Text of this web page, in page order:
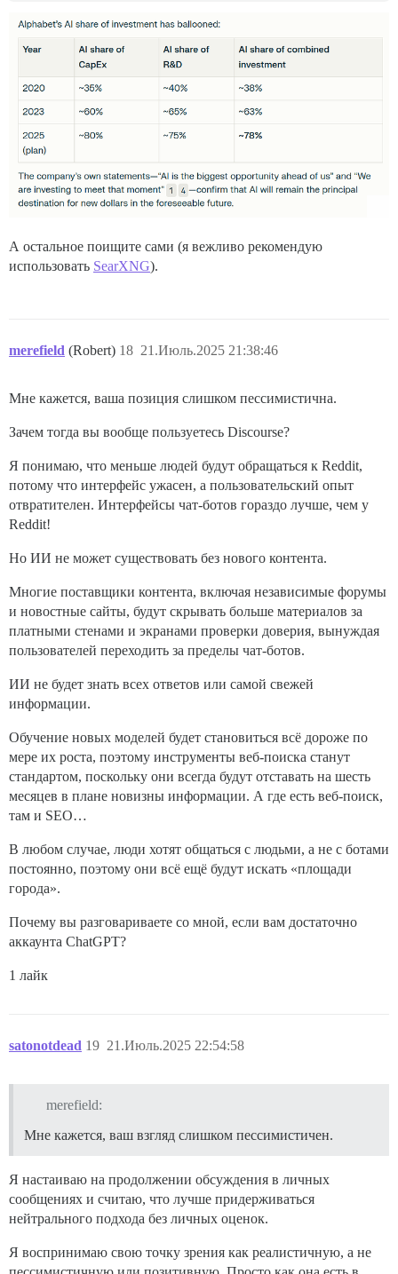
А остальное поищите сами (я вежливо рекомендую
использовать SearXNG).
merefield (Robert) 21.Июль.2025 21:38:46
18
Мне кажется, ваша позиция слишком пессимистична.
Зачем тогда вы вообще пользуетесь Discourse?
Я понимаю, что меньше людей будут обращаться к Reddit,
потому что интерфейс ужасен, а пользовательский опыт
отвратителен. Интерфейсы чат-ботов гораздо лучше, чем у
Reddit!
Но ИИ не может существовать без нового контента.
Многие поставщики контента, включая независимые форумы
и новостные сайты, будут скрывать больше материалов за
платными стенами и экранами проверки доверия, вынуждая
пользователей переходить за пределы чат-ботов.
ИИ не будет знать всех ответов или самой свежей
информации.
Обучение новых моделей будет становиться всё дороже по
мере их роста, поэтому инструменты веб-поиска станут
стандартом, поскольку они всегда будут отставать на шесть
месяцев в плане новизны информации. А где есть веб-поиск,
там и SEO…
В любом случае, люди хотят общаться с людьми, а не с ботами
постоянно, поэтому они всё ещё будут искать «площади
города».
Почему вы разговариваете со мной, если вам достаточно
аккаунта ChatGPT?
1 лайк
satonotdead 21.Июль.2025 22:54:58
19
merefield:
Мне кажется, ваш взгляд слишком пессимистичен.
Я настаиваю на продолжении обсуждения в личных
сообщениях и считаю, что лучше придерживаться
нейтрального подхода без личных оценок.
Я воспринимаю свою точку зрения как реалистичную, а не